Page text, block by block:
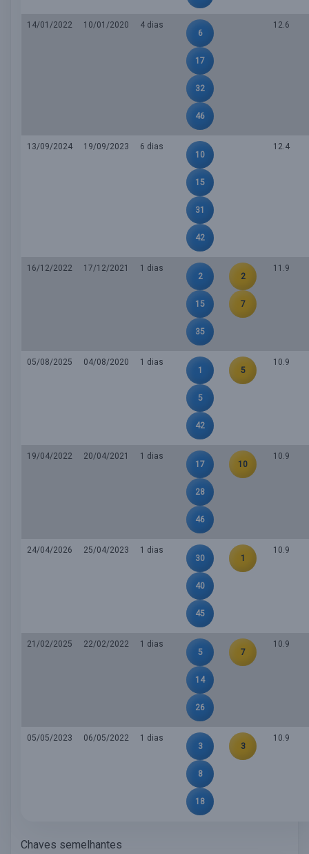
14/01/2022 10/01/2020
4 dias
6
17
32
46
12.6
13/09/2024 19/09/2023
6 dias
10
15
31
42
12.4
16/12/2022 17/12/2021
1 dias
2
15
35
2
7
11.9
05/08/2025 04/08/2020
1 dias
1
5
42
5
10.9
19/04/2022 20/04/2021
1 dias
17
28
46
10
10.9
24/04/2026 25/04/2023
1 dias
30
40
45
1
10.9
21/02/2025 22/02/2022
1 dias
5
14
26
7
10.9
05/05/2023 06/05/2022
1 dias
3
8
18
3
10.9
Chaves semelhantes